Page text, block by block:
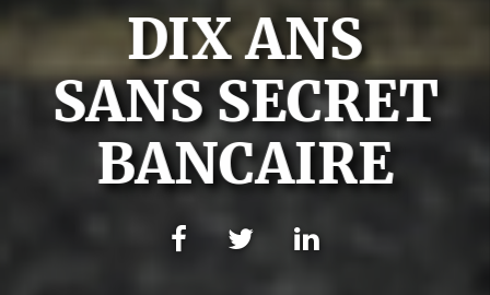
DIX ANS
SANS SECRET
BANCAIRE